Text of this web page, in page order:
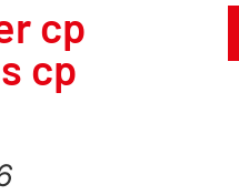
cp
cp